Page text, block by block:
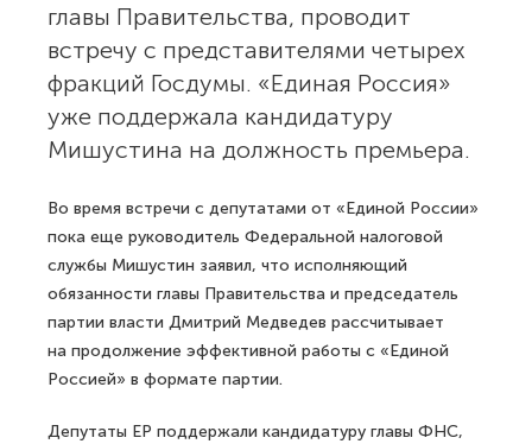
главы Правительства, проводит
встречу с представителями четырех
фракций Госдумы. «Единая Россия»
уже поддержала кандидатуру
Мишустина на должность премьера.
Во время встречи с депутатами от «Единой России»
пока еще руководитель Федеральной налоговой
службы Мишустин заявил, что исполняющий
обязанности главы Правительства и председатель
партии власти Дмитрий Медведев рассчитывает
на продолжение эффективной работы с «Единой
Россией» в формате партии.
Депутаты ЕР поддержали кандидатуру главы ФНС,